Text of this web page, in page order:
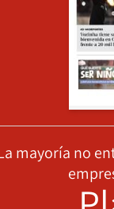
mayoría no